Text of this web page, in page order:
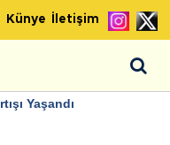
Künye İletişim
Yaşandı